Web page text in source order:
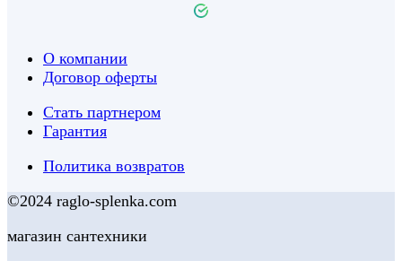
О компании
Договор оферты
Стать партнером
Гарантия
Политика возвратов
©2024 raglo-splenka.com
магазин сантехники